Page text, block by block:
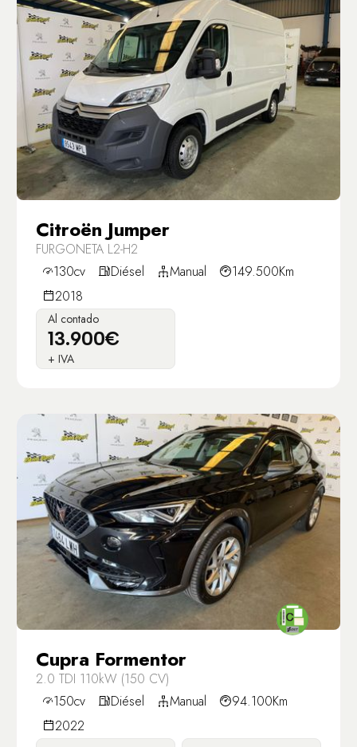
Citroën Jumper
FURGONETA L2-H2
130cv
Diésel Manual
149.500Km
2018
Al contado
13.900€
+ IVA
Cupra Formentor
2.0 TDI 110kW (150 CV)
150cv
Diésel Manual
94.100Km
2022